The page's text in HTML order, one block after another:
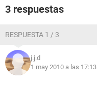
3 respuestas
RESPUESTA 1 / 3
j.j.d
1 may 2010 a las 17:13